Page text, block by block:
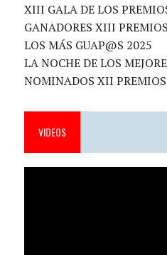
XIII GALA DE LOS
GANADORES XIII
LOS MÁS GUAP@S 2025
LA NOCHE DE LOS
NOMINADOS XII
VIDEOS